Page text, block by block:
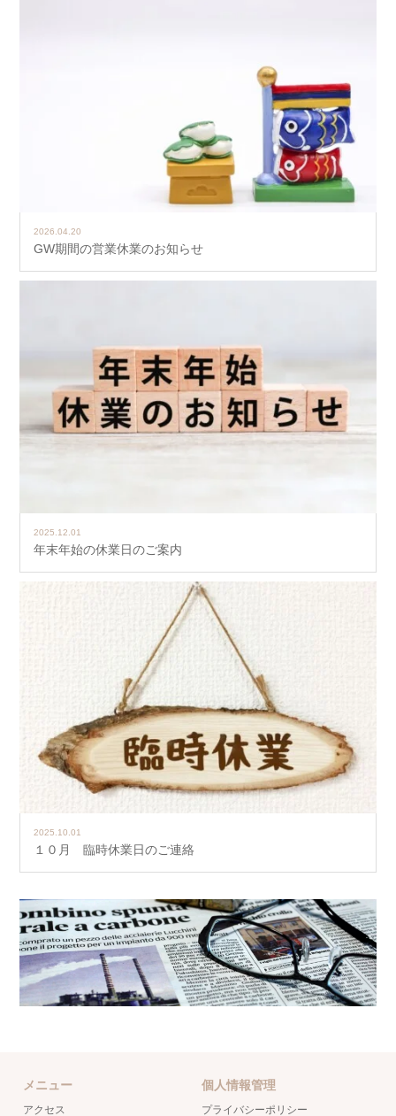
2026.04.20
GW期間の営業休業のお知らせ
2025.12.01
年末年始の休業日のご案内
2025.10.01
１０月 臨時休業日のご連絡
メニュー
アクセス
個人情報管理
プライバシーポリシー